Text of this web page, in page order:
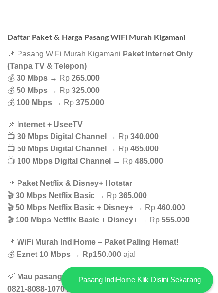
Daftar Paket & Harga Pasang WiFi Murah Kigamani
📌 Pasang WiFi Murah Kigamani Paket Internet Only
(Tanpa TV & Telepon)
💰 30 Mbps → Rp 265.000
💰 50 Mbps → Rp 325.000
💰 100 Mbps → Rp 375.000
📌
Internet + UseeTV
📺 30 Mbps Digital Channel → Rp 340.000
📺 50 Mbps Digital Channel → Rp 465.000
📺 100 Mbps Digital Channel → Rp 485.000
📌 Paket Netflix & Disney+ Hotstar
🎬 30 Mbps Netflix Basic → Rp 365.000
🎬 50 Mbps Netflix Basic + Disney+ → Rp 460.000
🎬 100 Mbps Netflix Basic + Disney+ → Rp 555.000
📌 WiFi Murah IndiHome – Paket Paling Hemat!
💰 Eznet 10 Mbps → Rp150.000 aja!
💡 Mau pasang WiFi yg murah dan stabil? Hubungi WA
0821-8088-1070 buat konsultasi GRATIS!
Pasang IndiHome Klik Disini Sekarang